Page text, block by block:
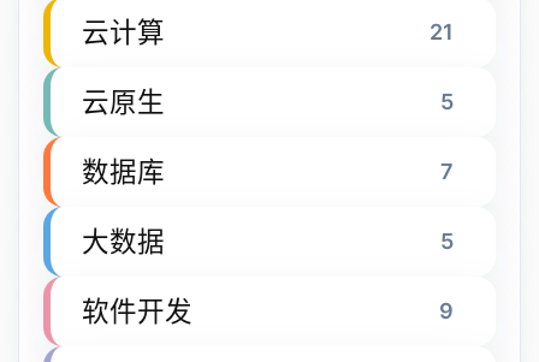
云计算 21
云原生 5
数据库 7
大数据 5
软件开发 9